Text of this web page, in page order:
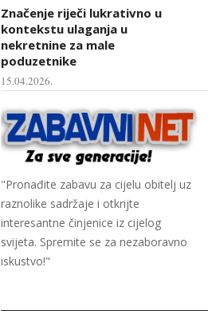
Značenje riječi lukrativno u
kontekstu ulaganja u
nekretnine za male
poduzetnike
15.04.2026.
"Pronađite zabavu za cijelu obitelj uz
raznolike sadržaje i otkrijte
interesantne činjenice iz cijelog
svijeta. Spremite se za nezaboravno
iskustvo!"